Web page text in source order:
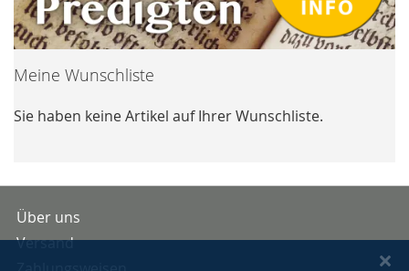
Meine Wunschliste
Sie haben keine Artikel auf Ihrer Wunschliste.
Über uns
Versand